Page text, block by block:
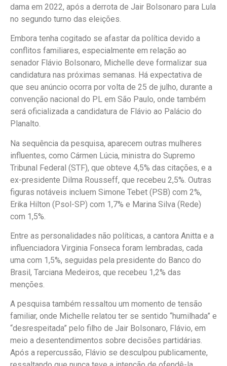
dama em 2022, após a derrota de Jair Bolsonaro para Lula
no segundo turno das eleições.
Embora tenha cogitado se afastar da política devido a
conflitos familiares, especialmente em relação ao
senador Flávio Bolsonaro, Michelle deve formalizar sua
candidatura nas próximas semanas. Há expectativa de
que seu anúncio ocorra por volta de 25 de julho, durante a
convenção nacional do PL em São Paulo, onde também
será oficializada a candidatura de Flávio ao Palácio do
Planalto.
Na sequência da pesquisa, aparecem outras mulheres
influentes, como Cármen Lúcia, ministra do Supremo
Tribunal Federal (STF), que obteve 4,5% das citações, e a
ex-presidente Dilma Rousseff, que recebeu 2,5%. Outras
figuras notáveis incluem Simone Tebet (PSB) com 2%,
Erika Hilton (Psol-SP) com 1,7% e Marina Silva (Rede)
com 1,5%.
Entre as personalidades não políticas, a cantora Anitta e a
influenciadora Virginia Fonseca foram lembradas, cada
uma com 1,5%, seguidas pela presidente do Banco do
Brasil, Tarciana Medeiros, que recebeu 1,2% das
menções.
A pesquisa também ressaltou um momento de tensão
familiar, onde Michelle relatou ter se sentido “humilhada” e
“desrespeitada” pelo filho de Jair Bolsonaro, Flávio, em
meio a desentendimentos sobre decisões partidárias.
Após a repercussão, Flávio se desculpou publicamente,